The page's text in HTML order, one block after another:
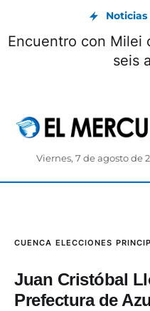
Encuentro con Milei
seis
Viernes, 7 de agosto de
CUENCA ELECCIONES
Juan Cristóbal
Prefectura de